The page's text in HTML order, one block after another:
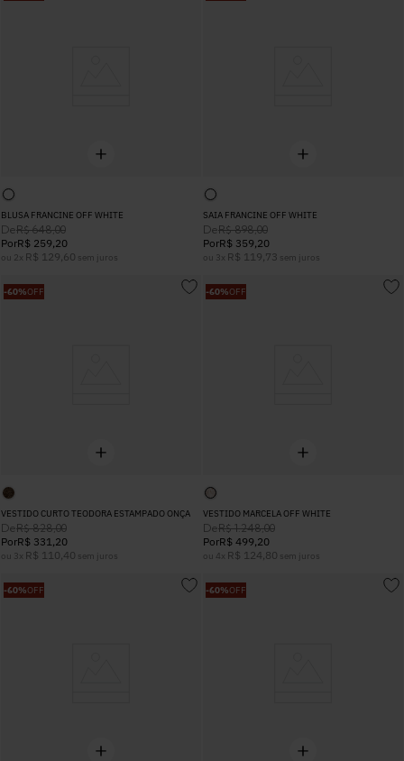
BLUSA FRANCINE OFF WHITE
DeR$ 648,00
PorR$ 259,20
ou 2 x R$ 129,60 sem juros
SAIA FRANCINE OFF WHITE
DeR$ 898,00
PorR$ 359,20
ou 3 x R$ 119,73 sem juros
-60%OFF
VESTIDO CURTO TEODORA ESTAMPADO ONÇA
DeR$ 828,00
PorR$ 331,20
ou 3 x R$ 110,40 sem juros
-60%OFF
VESTIDO MARCELA OFF WHITE
DeR$ 1.248,00
PorR$ 499,20
ou 4 x R$ 124,80 sem juros
-60%OFF -60%OFF